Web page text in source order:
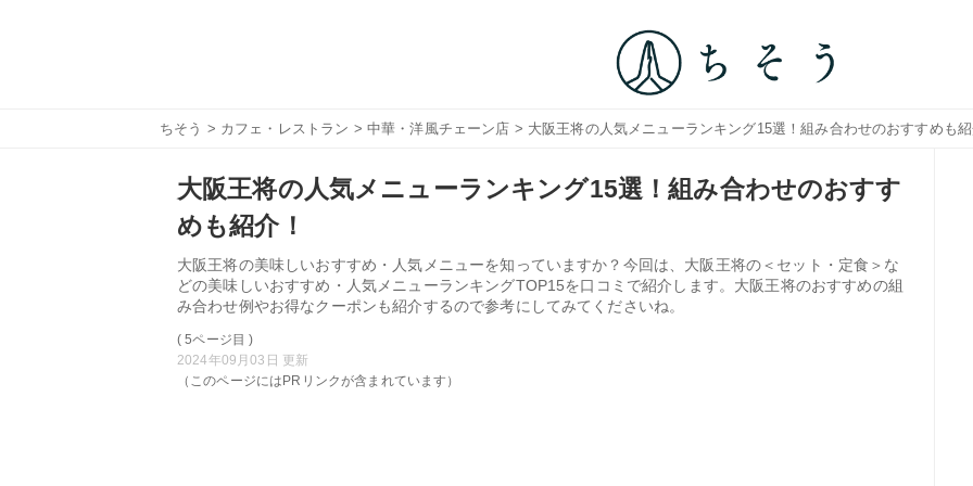
ちそう > カフェ・レストラン > 中華・洋風チェーン店 > 大阪王将の人気メニューランキング15選！組み合わせのおすすめも
大阪王将の人気メニューランキング15選！組み合わせのおすす
めも紹介！
大阪王将の美味しいおすすめ・人気メニューを知っていますか？今回は、大阪王将の＜セット・定食＞な
どの美味しいおすすめ・人気メニューランキングTOP15を口コミで紹介します。大阪王将のおすすめの組
み合わせ例やお得なクーポンも紹介するので参考にしてみてくださいね。
( 5ページ目 )
2024年09月03日 更新
（このページにはPRリンクが含まれています）